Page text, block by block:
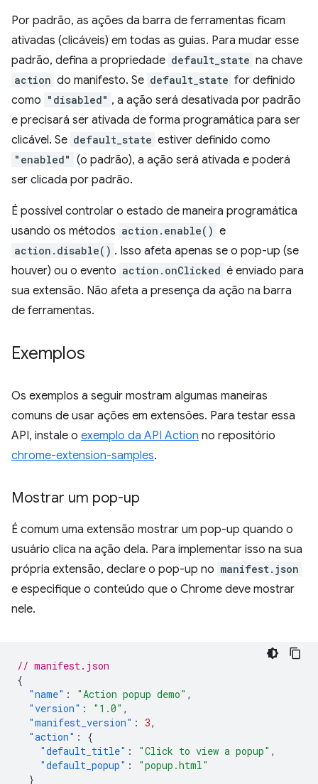
Por padrão, as ações da barra de ferramentas ficam
ativadas (clicáveis) em todas as guias. Para mudar esse
padrão, defina a propriedade default_state na chave
action do manifesto. Se default_state for definido
como "disabled" , a ação será desativada por padrão
e precisará ser ativada de forma programática para ser
clicável. Se default_state estiver definido como
"enabled" (o padrão), a ação será ativada e poderá
ser clicada por padrão.
É possível controlar o estado de maneira programática
usando os métodos action.enable() e
action.disable() . Isso afeta apenas se o pop-up (se
houver) ou o evento action.onClicked é enviado para
sua extensão. Não afeta a presença da ação na barra
de ferramentas.
Exemplos
Os exemplos a seguir mostram algumas maneiras
comuns de usar ações em extensões. Para testar essa
API, instale o exemplo da API Action no repositório
chrome-extension-samples.
Mostrar um pop-up
É comum uma extensão mostrar um pop-up quando o
usuário clica na ação dela. Para implementar isso na sua
própria extensão, declare o pop-up no manifest.json
e especifique o conteúdo que o Chrome deve mostrar
nele.
// manifest.json
{
"name" : "Action popup demo" ,
"version" : "1.0" ,
"manifest_version" : 3,
"action" :
{
"default_title" : "Click to view a popup" ,
"default_popup" :
"popup.html"
}